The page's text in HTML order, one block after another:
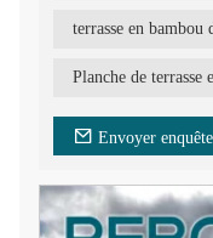
haute densité,
terrasse en bambou
Envoyer